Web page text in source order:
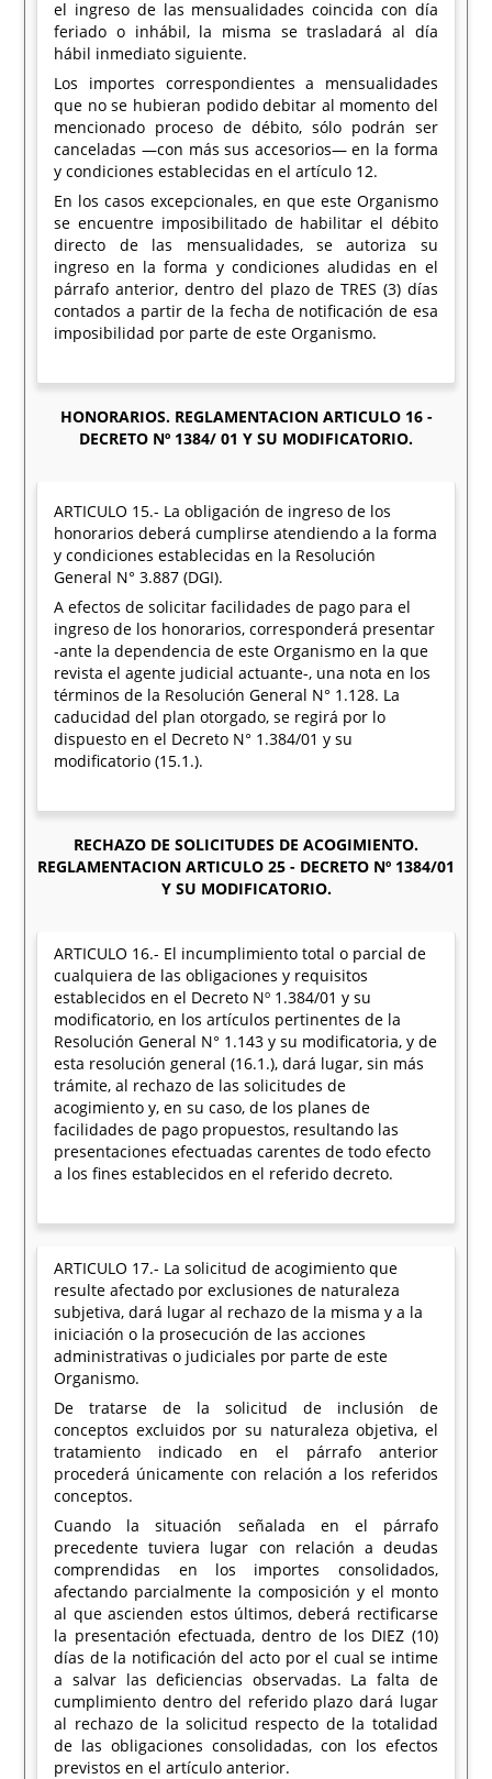
el ingreso de las mensualidades coincida con día
feriado o inhábil, la misma se trasladará al día
hábil inmediato siguiente.
Los importes correspondientes a mensualidades
que no se hubieran podido debitar al momento del
mencionado proceso de débito, sólo podrán ser
canceladas —con más sus accesorios— en la forma
y condiciones establecidas en el artículo 12.
En los casos excepcionales, en que este Organismo
se encuentre imposibilitado de habilitar el débito
directo de las mensualidades, se autoriza su
ingreso en la forma y condiciones aludidas en el
párrafo anterior, dentro del plazo de TRES (3) días
contados a partir de la fecha de notificación de esa
imposibilidad por parte de este Organismo.
HONORARIOS. REGLAMENTACION ARTICULO 16 -
DECRETO Nº 1384/ 01 Y SU MODIFICATORIO.
ARTICULO 15.- La obligación de ingreso de los
honorarios deberá cumplirse atendiendo a la forma
y condiciones establecidas en la Resolución
General N° 3.887 (DGI).
A efectos de solicitar facilidades de pago para el
ingreso de los honorarios, corresponderá presentar
-ante la dependencia de este Organismo en la que
revista el agente judicial actuante-, una nota en los
términos de la Resolución General N° 1.128. La
caducidad del plan otorgado, se regirá por lo
dispuesto en el Decreto N° 1.384/01 y su
modificatorio (15.1.).
RECHAZO DE SOLICITUDES DE ACOGIMIENTO.
REGLAMENTACION ARTICULO 25 - DECRETO Nº 1384/01
Y SU MODIFICATORIO.
ARTICULO 16.- El incumplimiento total o parcial de
cualquiera de las obligaciones y requisitos
establecidos en el Decreto Nº 1.384/01 y su
modificatorio, en los artículos pertinentes de la
Resolución General N° 1.143 y su modificatoria, y de
esta resolución general (16.1.), dará lugar, sin más
trámite, al rechazo de las solicitudes de
acogimiento y, en su caso, de los planes de
facilidades de pago propuestos, resultando las
presentaciones efectuadas carentes de todo efecto
a los fines establecidos en el referido decreto.
ARTICULO 17.- La solicitud de acogimiento que
resulte afectado por exclusiones de naturaleza
subjetiva, dará lugar al rechazo de la misma y a la
iniciación o la prosecución de las acciones
administrativas o judiciales por parte de este
Organismo.
De tratarse de la solicitud de inclusión de
conceptos excluidos por su naturaleza objetiva, el
tratamiento indicado en el párrafo anterior
procederá únicamente con relación a los referidos
conceptos.
Cuando la situación señalada en el párrafo
precedente tuviera lugar con relación a deudas
comprendidas en los importes consolidados,
afectando parcialmente la composición y el monto
al que ascienden estos últimos, deberá rectificarse
la presentación efectuada, dentro de los DIEZ (10)
días de la notificación del acto por el cual se intime
a salvar las deficiencias observadas. La falta de
cumplimiento dentro del referido plazo dará lugar
al rechazo de la solicitud respecto de la totalidad
de las obligaciones consolidadas, con los efectos
previstos en el artículo anterior.